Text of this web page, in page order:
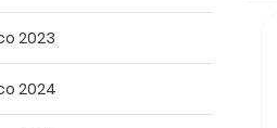
2023
2024